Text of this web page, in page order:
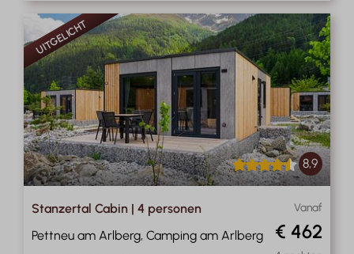
UITGELICHT
8,9
Vanaf
€ 462
Stanzertal Cabin | 4 personen
Pettneu am Arlberg, Camping am Arlberg